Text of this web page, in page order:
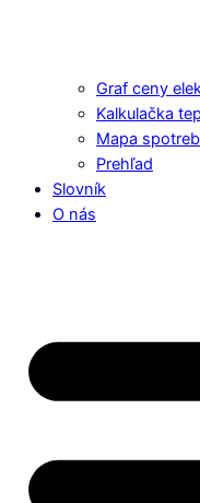
Graf ceny
Kalkulačka
Mapa
Prehľad
Slovník
O nás